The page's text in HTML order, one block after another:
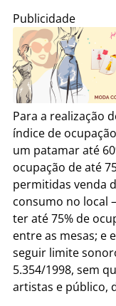
Publicidade
Para a realização
índice de
um patamar até
ocupação de até
permitidas venda
consumo no local
ter até 75% de
entre as mesas; e
seguir limite
5.354/1998, sem
artistas e público,